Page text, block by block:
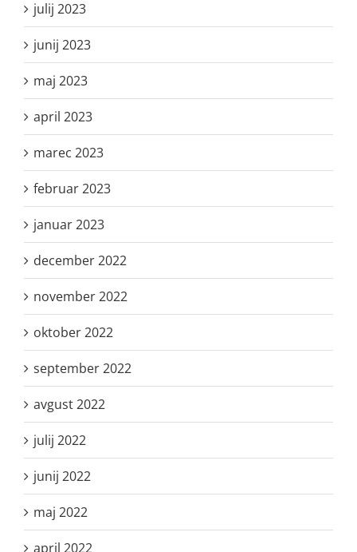
julij 2023
junij 2023
maj 2023
april 2023
marec 2023
februar 2023
januar 2023
december 2022
november 2022
oktober 2022
september 2022
avgust 2022
julij 2022
junij 2022
maj 2022
april 2022